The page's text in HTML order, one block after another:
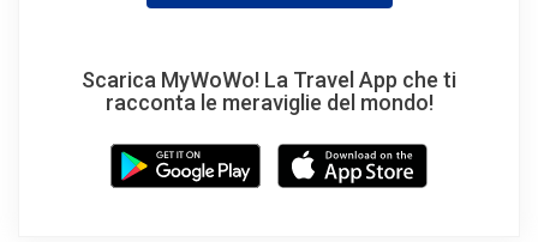
Scarica MyWoWo! La Travel App che ti
racconta le meraviglie del mondo!